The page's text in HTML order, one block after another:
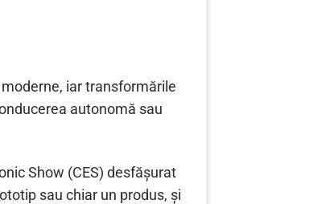
iar transformările
autonomă sau
Show (CES) desfășurat
sau chiar un produs, și